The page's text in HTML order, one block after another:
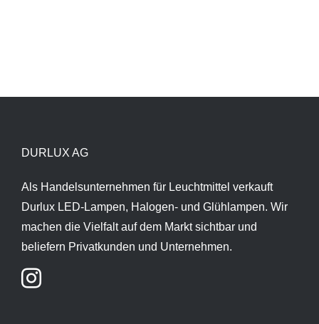
DURLUX AG
Als Handelsunternehmen für Leuchtmittel verkauft
Durlux LED-Lampen, Halogen- und Glühlampen. Wir
machen die Vielfalt auf dem Markt sichtbar und
beliefern Privatkunden und Unternehmen.